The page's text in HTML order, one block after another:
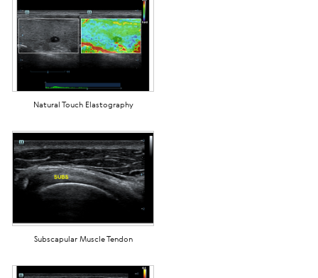
Natural Touch Elastography
Subscapular Muscle Tendon